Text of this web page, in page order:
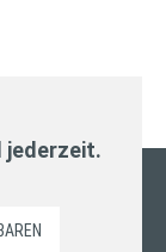
jederzeit.